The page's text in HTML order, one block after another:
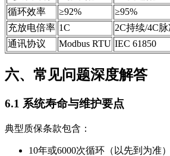
循环效率
≥92%
≥95%
充放电倍率 1C
2C持续/4C脉
通讯协议
Modbus RTU IEC 61850
六、常见问题深度解答
6.1 系统寿命与维护要点
典型质保条款包含：
10年或6000次循环（以先到为准）